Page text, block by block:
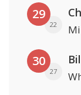
29
22
30
27